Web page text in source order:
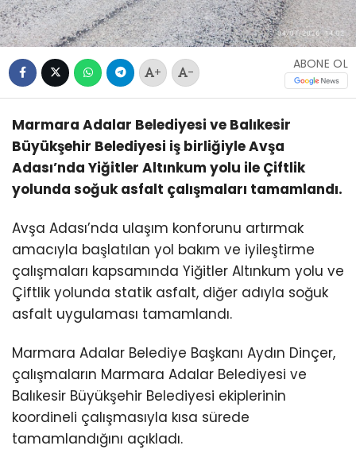
+ -
ABONE OL
Marmara Adalar Belediyesi ve Balıkesir
Büyükşehir Belediyesi iş birliğiyle Avşa
Adası’nda Yiğitler Altınkum yolu ile Çiftlik
yolunda soğuk asfalt çalışmaları tamamlandı.
Avşa Adası’nda ulaşım konforunu artırmak
amacıyla başlatılan yol bakım ve iyileştirme
çalışmaları kapsamında Yiğitler Altınkum yolu ve
Çiftlik yolunda statik asfalt, diğer adıyla soğuk
asfalt uygulaması tamamlandı.
Marmara Adalar Belediye Başkanı Aydın Dinçer,
çalışmaların Marmara Adalar Belediyesi ve
Balıkesir Büyükşehir Belediyesi ekiplerinin
koordineli çalışmasıyla kısa sürede
tamamlandığını açıkladı.